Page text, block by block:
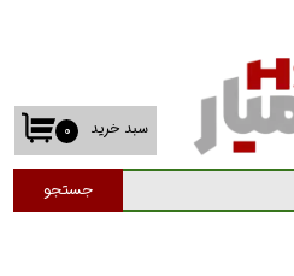
جستجو
۰ سبد خرید